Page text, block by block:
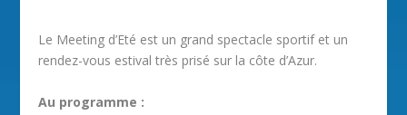
Le Meeting d’Eté est un grand spectacle sportif et un
rendez-vous estival très prisé sur la côte d’Azur.
Au programme :